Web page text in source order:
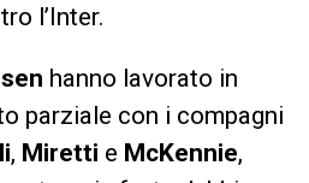
l’Inter.
hanno lavorato in
parziale con i compagni
, Miretti e McKennie,